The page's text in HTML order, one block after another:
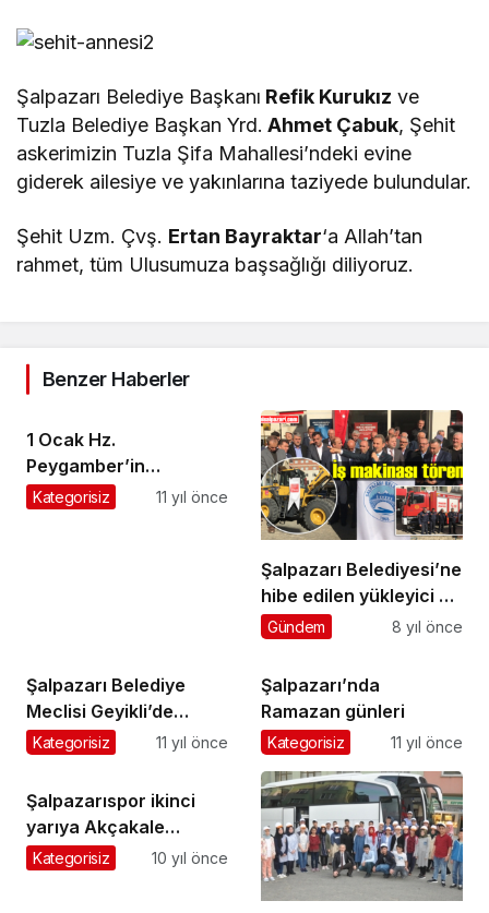
Şalpazarı Belediye Başkanı Refik Kurukız ve
Tuzla Belediye Başkan Yrd. Ahmet Çabuk, Şehit
askerimizin Tuzla Şifa Mahallesi’ndeki evine
giderek ailesiye ve yakınlarına taziyede bulundular.
Şehit Uzm. Çvş. Ertan Bayraktar‘a Allah’tan
rahmet, tüm Ulusumuza başsağlığı diliyoruz.
Benzer Haberler
1 Ocak Hz.
Peygamber’in
Medine’den Mekke’ye
Kategorisiz 11 yıl önce
Şalpazarı Belediyesi’ne
hibe edilen yükleyici ve
İtfaiye Teşkilatı için
Gündem 8 yıl önce
Şalpazarı Belediye
Meclisi Geyikli’de
toplandı
Kategorisiz 11 yıl önce
Şalpazarı’nda
Ramazan günleri
Kategorisiz 11 yıl önce
Şalpazarıspor ikinci
yarıya Akçakale
maçıyla başlıyor
Kategorisiz 10 yıl önce